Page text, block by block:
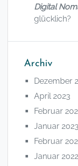
Digital
glücklich?
Archiv
Dezember
April 2023
Februar
Januar 2023
Februar
Januar 2022